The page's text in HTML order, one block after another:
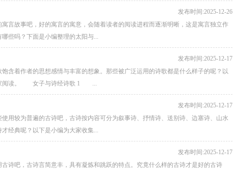
发布时间:2025-12-26
言故事吧，好的寓言的寓意，会随着读者的阅读进程而逐渐明晰，这是寓言独立作
些吗？下面是小编整理的太阳与...
发布时间:2025-12-17
含着作者的思想感情与丰富的想象。那些被广泛运用的诗歌都是什么样子的呢？以
家阅读。 女子与诗经诗歌 1 ...
发布时间:2025-12-17
用较为普遍的古诗吧，古诗按内容可分为叙事诗、抒情诗、送别诗、边塞诗、山水
经典呢？以下是小编为大家收集...
发布时间:2025-12-17
诗吧，古诗言简意丰，具有凝炼和跳跃的特点。究竟什么样的古诗才是好的古诗